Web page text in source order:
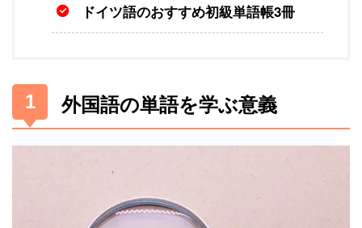
ドイツ語のおすすめ初級単語帳3冊
外国語の単語を学ぶ意義